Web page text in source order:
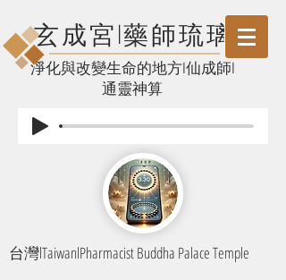
玄成宮l藥師琉璃
​淨化與改變生命的地方l仙成師l
通靈神算
台灣lTaiwanlPharmacist Buddha Palace Temple